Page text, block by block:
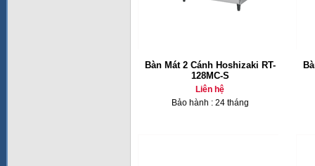
Bàn Mát 2 Cánh Hoshizaki RT-
128MC-S
Liên hệ
Bảo hành : 24 tháng